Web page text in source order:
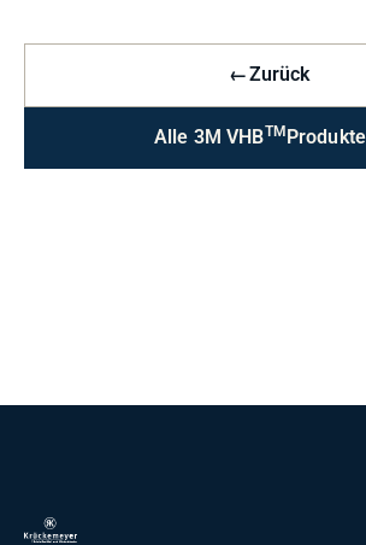
←Zurück
Alle 3M VHBTM Produkte